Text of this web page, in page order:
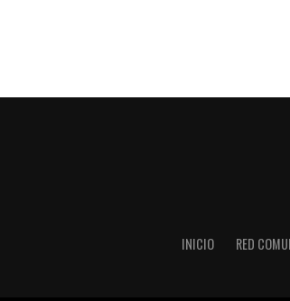
INICIO RED